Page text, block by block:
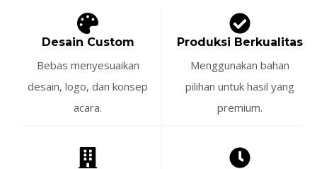
Desain Custom
Bebas menyesuaikan
desain, logo, dan konsep
acara.
Produksi Berkualitas
Menggunakan bahan
pilihan untuk hasil yang
premium.